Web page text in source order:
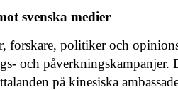
svenska medier
forskare, politiker och
och påverkningskampanjer.
på kinesiska